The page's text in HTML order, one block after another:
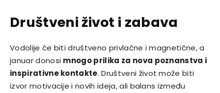
Društveni život i zabava
Vodolije će biti društveno privlačne i magnetične, a
januar donosi mnogo prilika za nova poznanstva i
inspirativne kontakte. Društveni život može biti
izvor motivacije i novih ideja, ali balans između